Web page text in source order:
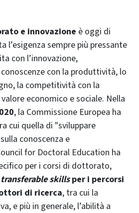
e innovazione è oggi di
l’esigenza sempre più pressante
con l’innovazione,
con la produttività, lo
la competitività con la
economico e sociale. Nella
, la Commissione Europea ha
cui quella di "sviluppare
conoscenza e
for Doctoral Education ha
per i corsi di dottorato,
transferable skillsper i percorsi
di ricerca, tra cui la
e più in generale, l’abilità a